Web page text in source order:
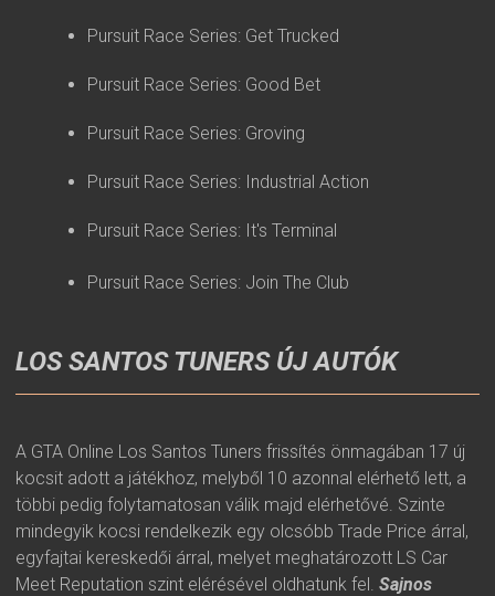
Pursuit Race Series: Get Trucked
Pursuit Race Series: Good Bet
Pursuit Race Series: Groving
Pursuit Race Series: Industrial Action
Pursuit Race Series: It's Terminal
Pursuit Race Series: Join The Club
LOS SANTOS TUNERS ÚJ AUTÓK
A GTA Online Los Santos Tuners frissítés önmagában 17 új
kocsit adott a játékhoz, melyből 10 azonnal elérhető lett, a
többi pedig folytamatosan válik majd elérhetővé. Szinte
mindegyik kocsi rendelkezik egy olcsóbb Trade Price árral,
egyfajtai kereskedői árral, melyet meghatározott LS Car
Meet Reputation szint elérésével oldhatunk fel. Sajnos